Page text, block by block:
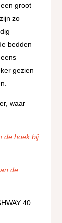
groot
zo
bedden
gezien
waar
de hoek bij
de